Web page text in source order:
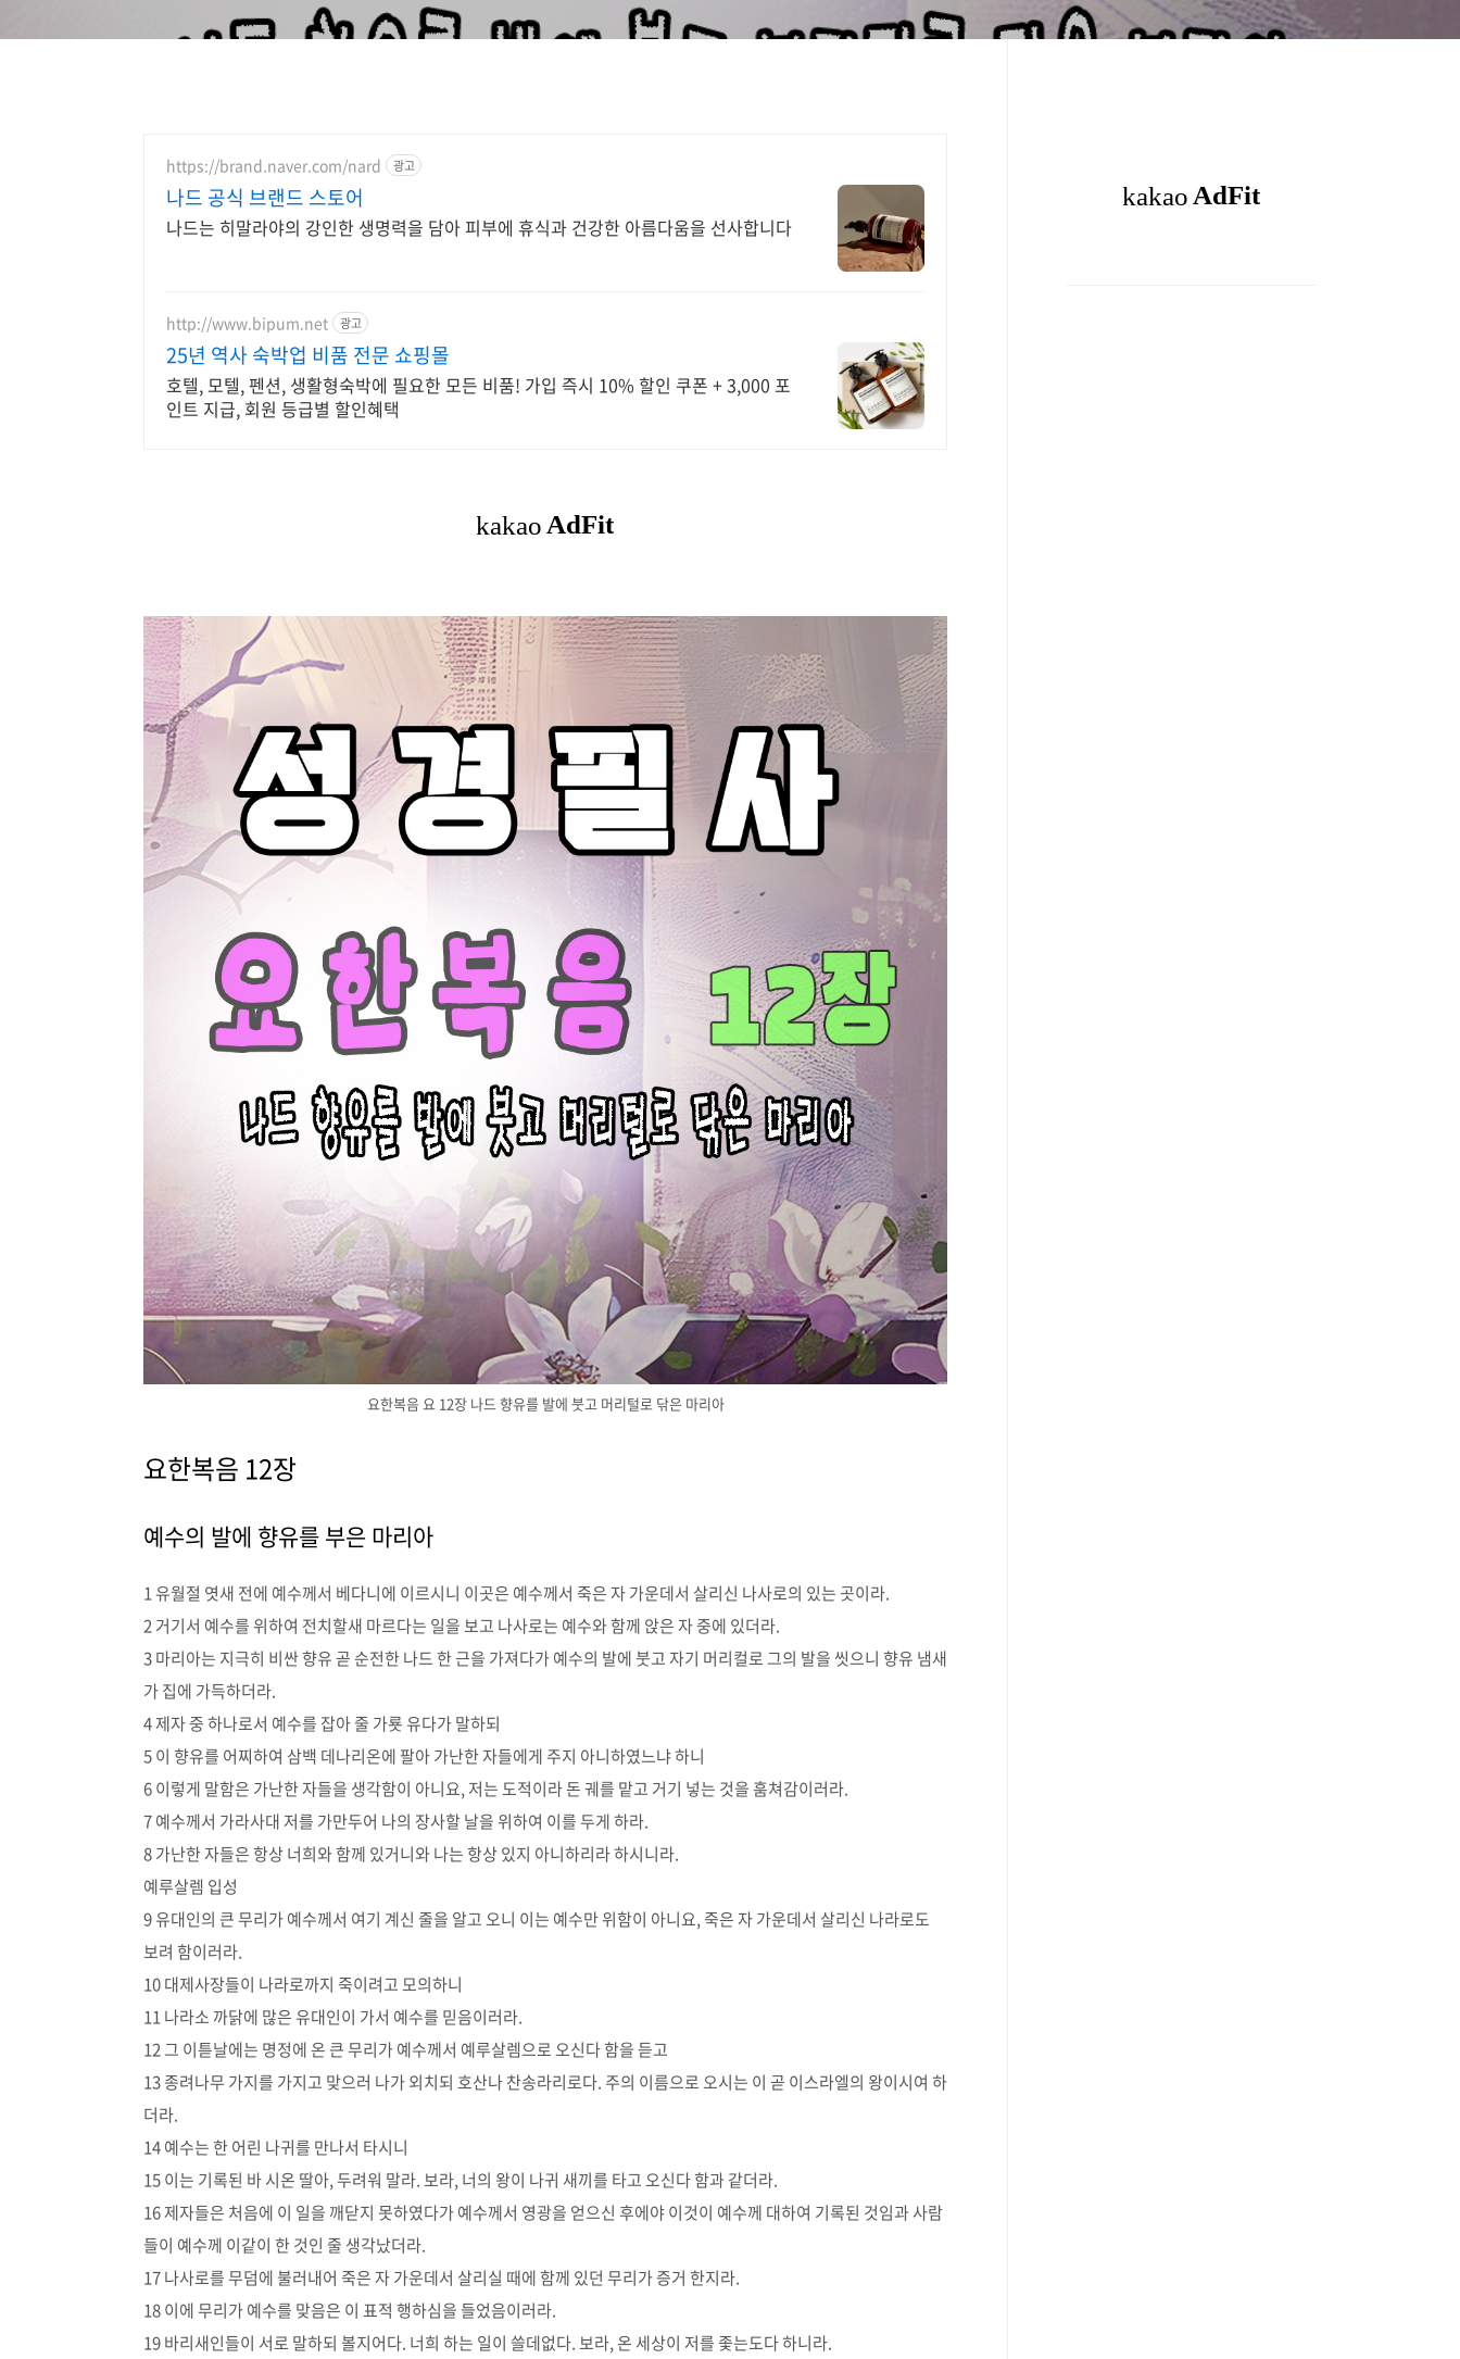
https://brand.naver.com/nard 광고
나드 공식 브랜드 스토어
나드는 히말라야의 강인한 생명력을 담아 피부에 휴식과 건강한 아름다움을 선사합니다
http://www.bipum.net 광고
25년 역사 숙박업 비품 전문 쇼핑몰
호텔, 모텔, 펜션, 생활형숙박에 필요한 모든 비품! 가입 즉시 10% 할인 쿠폰 + 3,000 포
인트 지급, 회원 등급별 할인혜택
요한복음 요 12장 나드 향유를 발에 붓고 머리털로 닦은 마리아
요한복음 12장
예수의 발에 향유를 부은 마리아
1 유월절 엿새 전에 예수께서 베다니에 이르시니 이곳은 예수께서 죽은 자 가운데서 살리신 나사로의 있는 곳이라.
2 거기서 예수를 위하여 전치할새 마르다는 일을 보고 나사로는 예수와 함께 앉은 자 중에 있더라.
3 마리아는 지극히 비싼 향유 곧 순전한 나드 한 근을 가져다가 예수의 발에 붓고 자기 머리컬로 그의 발을 씻으니 향유 냄새
가 집에 가득하더라.
4 제자 중 하나로서 예수를 잡아 줄 가룟 유다가 말하되
5 이 향유를 어찌하여 삼백 데나리온에 팔아 가난한 자들에게 주지 아니하였느냐 하니
6 이렇게 말함은 가난한 자들을 생각함이 아니요, 저는 도적이라 돈 궤를 맡고 거기 넣는 것을 훔쳐감이러라.
7 예수께서 가라사대 저를 가만두어 나의 장사할 날을 위하여 이를 두게 하라.
8 가난한 자들은 항상 너희와 함께 있거니와 나는 항상 있지 아니하리라 하시니라.
예루살렘 입성
9 유대인의 큰 무리가 예수께서 여기 계신 줄을 알고 오니 이는 예수만 위함이 아니요, 죽은 자 가운데서 살리신 나라로도
보려 함이러라.
10 대제사장들이 나라로까지 죽이려고 모의하니
11 나라소 까닭에 많은 유대인이 가서 예수를 믿음이러라.
12 그 이튿날에는 명정에 온 큰 무리가 예수께서 예루살렘으로 오신다 함을 듣고
13 종려나무 가지를 가지고 맞으러 나가 외치되 호산나 찬송라리로다. 주의 이름으로 오시는 이 곧 이스라엘의 왕이시여 하
더라.
14 예수는 한 어린 나귀를 만나서 타시니
15 이는 기록된 바 시온 딸아, 두려워 말라. 보라, 너의 왕이 나귀 새끼를 타고 오신다 함과 같더라.
16 제자들은 처음에 이 일을 깨닫지 못하였다가 예수께서 영광을 얻으신 후에야 이것이 예수께 대하여 기록된 것임과 사람
들이 예수께 이같이 한 것인 줄 생각났더라.
17 나사로를 무덤에 불러내어 죽은 자 가운데서 살리실 때에 함께 있던 무리가 증거 한지라.
18 이에 무리가 예수를 맞음은 이 표적 행하심을 들었음이러라.
19 바리새인들이 서로 말하되 볼지어다. 너희 하는 일이 쓸데없다. 보라, 온 세상이 저를 좇는도다 하니라.